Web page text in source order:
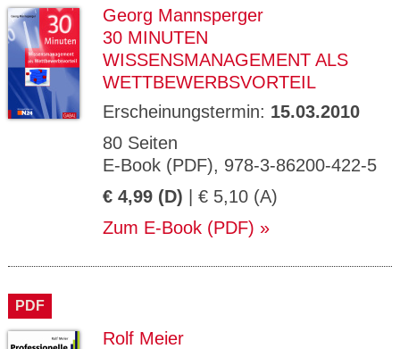
Georg Mannsperger
30 MINUTEN
WISSENSMANAGEMENT ALS
WETTBEWERBSVORTEIL
Erscheinungstermin: 15.03.2010
80 Seiten
E-Book (PDF), 978-3-86200-422-5
€ 4,99 (D) | € 5,10 (A)
Zum E-Book (PDF)
PDF
Rolf Meier